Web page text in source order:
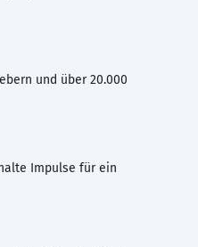
und über 20.000
Impulse für ein